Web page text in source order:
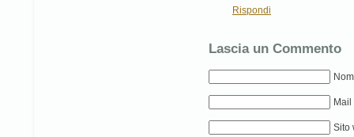
Rispondi
Lascia un Commento
Mail
Sito